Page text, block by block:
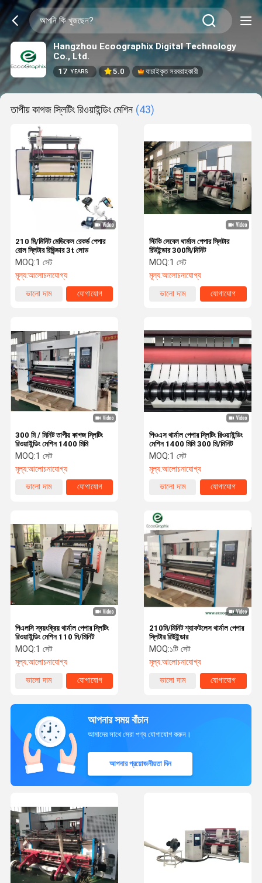
Hangzhou Ecoographix Digital Technology
Co., Ltd.
17 YEARS 5.0 যাচাইকৃত সরবরাহকারী
তাপীয় কাগজ স্লিটিং রিওয়াইন্ডিং মেশিন (43)
210 মি/মিনিট মেডিকেল রেকর্ড পেপার
রোল স্লিটার রিভিন্ডার 3t লোড
MOQ:1 সেট
মূল্য:আলোচনাযোগ্য
ভালো দাম
যোগাযোগ
স্টিকি লেবেল থার্মাল পেপার স্লিটার
রিউইন্ডার 300মি/মিনিট
MOQ:1 সেট
মূল্য:আলোচনাযোগ্য
ভালো দাম
যোগাযোগ
300 মি / মিনিট তাপীয় কাগজ স্লিটিং
রিওয়াইন্ডিং মেশিন 1400 মিমি
MOQ:1 সেট
মূল্য:আলোচনাযোগ্য
ভালো দাম
যোগাযোগ
পিওএস থার্মাল পেপার স্লিটিং রিওয়াইন্ডিং
মেশিন 1400 মিমি 300 মি/মিনিট
MOQ:1 সেট
মূল্য:আলোচনাযোগ্য
ভালো দাম
যোগাযোগ
পিএলসি স্বয়ংক্রিয় থার্মাল পেপার স্লিটিং
রিওয়াইন্ডিং মেশিন 110 মি/মিনিট
MOQ:1 সেট
মূল্য:আলোচনাযোগ্য
ভালো দাম
যোগাযোগ
210মি/মিনিট শ্যাফটলেস থার্মাল পেপার
স্লিটার রিউইন্ডার
MOQ:১টি সেট
মূল্য:আলোচনাযোগ্য
ভালো দাম
যোগাযোগ
আপনার সময় বাঁচান
আমাদের সাথে সেরা পণ্য যোগাযোগ করুন।
আপনার প্রয়োজনীয়তা দিন